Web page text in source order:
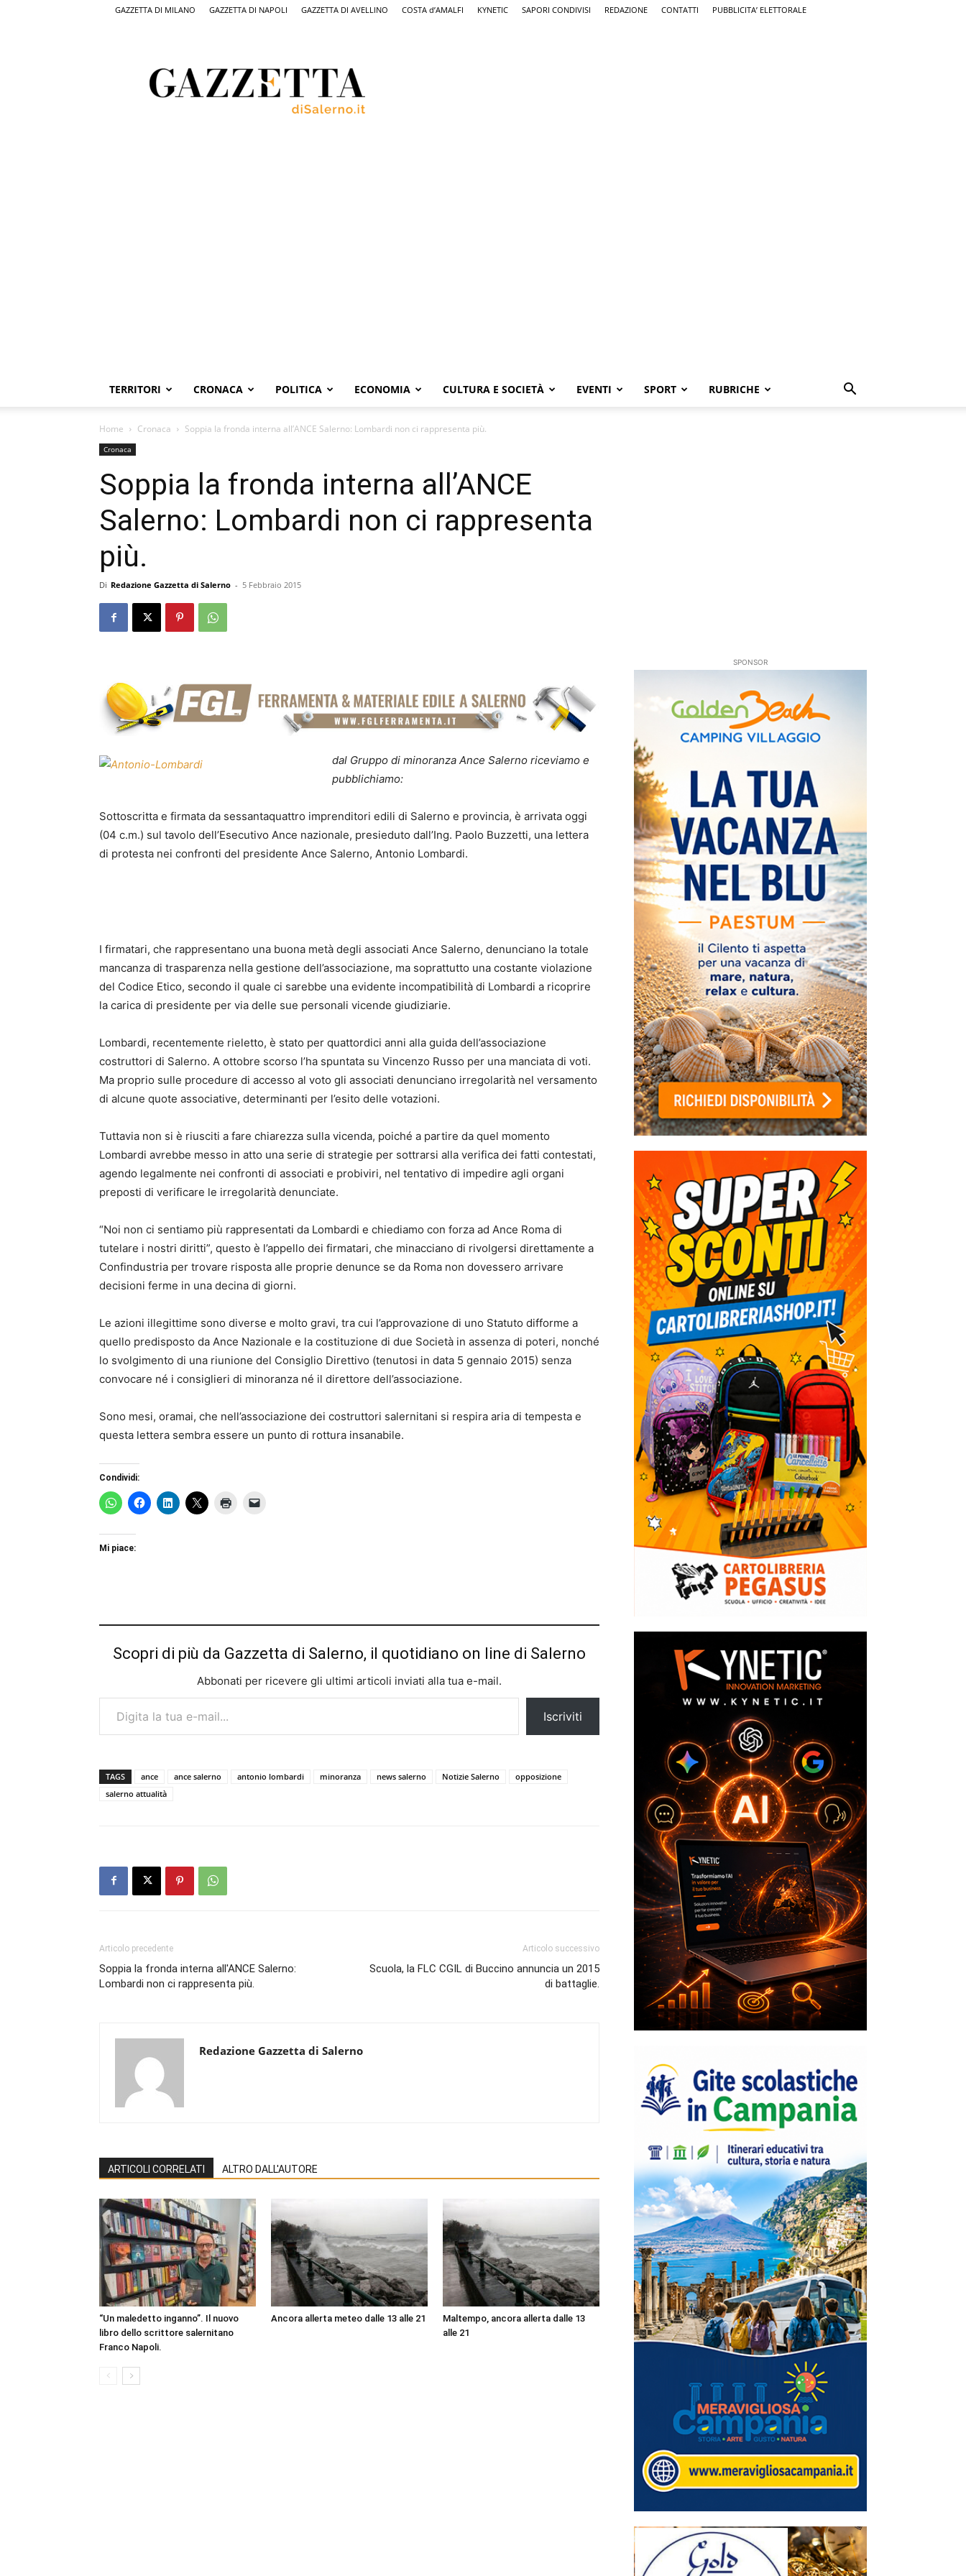
GAZZETTA DI MILANO GAZZETTA DI NAPOLI GAZZETTA DI AVELLINO COSTA d’AMALFI KYNETIC SAPORI CONDIVISI REDAZIONE CONTATTI PUBBLICITA’ ELETTORALE
Salerno,
il
quotidiano
TERRITORI CRONACA POLITICA ECONOMIA CULTURA E SOCIETÀ EVENTI SPORT RUBRICHE
Home Cronaca Soppia la fronda interna all’ANCE Salerno: Lombardi non ci rappresenta più.
Cronaca
Soppia la fronda interna all’ANCE
Salerno: Lombardi non ci rappresenta
più.
Di Redazione Gazzetta di Salerno - 5 Febbraio 2015
dal Gruppo di minoranza Ance Salerno riceviamo e
pubblichiamo:
Sottoscritta e firmata da sessantaquattro imprenditori edili di Salerno e provincia, è arrivata oggi
(04 c.m.) sul tavolo dell’Esecutivo Ance nazionale, presieduto dall’Ing. Paolo Buzzetti, una lettera
di protesta nei confronti del presidente Ance Salerno, Antonio Lombardi.
I firmatari, che rappresentano una buona metà degli associati Ance Salerno, denunciano la totale
mancanza di trasparenza nella gestione dell’associazione, ma soprattutto una costante violazione
del Codice Etico, secondo il quale ci sarebbe una evidente incompatibilità di Lombardi a ricoprire
la carica di presidente per via delle sue personali vicende giudiziarie.
Lombardi, recentemente rieletto, è stato per quattordici anni alla guida dell’associazione
costruttori di Salerno. A ottobre scorso l’ha spuntata su Vincenzo Russo per una manciata di voti.
Ma proprio sulle procedure di accesso al voto gli associati denunciano irregolarità nel versamento
di alcune quote associative, determinanti per l’esito delle votazioni.
Tuttavia non si è riusciti a fare chiarezza sulla vicenda, poiché a partire da quel momento
Lombardi avrebbe messo in atto una serie di strategie per sottrarsi alla verifica dei fatti contestati,
agendo legalmente nei confronti di associati e probiviri, nel tentativo di impedire agli organi
preposti di verificare le irregolarità denunciate.
“Noi non ci sentiamo più rappresentati da Lombardi e chiediamo con forza ad Ance Roma di
tutelare i nostri diritti”, questo è l’appello dei firmatari, che minacciano di rivolgersi direttamente a
Confindustria per trovare risposta alle proprie denunce se da Roma non dovessero arrivare
decisioni ferme in una decina di giorni.
Le azioni illegittime sono diverse e molto gravi, tra cui l’approvazione di uno Statuto difforme a
quello predisposto da Ance Nazionale e la costituzione di due Società in assenza di poteri, nonché
lo svolgimento di una riunione del Consiglio Direttivo (tenutosi in data 5 gennaio 2015) senza
convocare né i consiglieri di minoranza né il direttore dell’associazione.
Sono mesi, oramai, che nell’associazione dei costruttori salernitani si respira aria di tempesta e
questa lettera sembra essere un punto di rottura insanabile.
Condividi:
Mi piace:
Scopri di più da Gazzetta di Salerno, il quotidiano on line di Salerno
Abbonati per ricevere gli ultimi articoli inviati alla tua e-mail.
Digita la tua e-mail...
Iscriviti
TAGS ance ance salerno antonio lombardi minoranza news salerno Notizie Salerno
opposizione
salerno attualità
Articolo precedente
Soppia la fronda interna all'ANCE Salerno:
Lombardi non ci rappresenta più.
Articolo successivo
Scuola, la FLC CGIL di Buccino annuncia un 2015
di battaglie.
Redazione Gazzetta di Salerno
ARTICOLI CORRELATI ALTRO DALL'AUTORE
“Un maledetto inganno”. Il nuovo
libro dello scrittore salernitano
Franco Napoli.
Ancora allerta meteo dalle 13 alle 21
Maltempo, ancora allerta dalle 13
alle 21
SPONSOR